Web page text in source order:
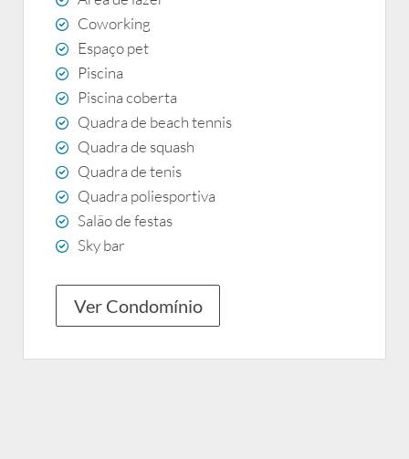
Coworking
Espaço pet
Piscina
Piscina coberta
Quadra de beach tennis
Quadra de squash
Quadra de tenis
Quadra poliesportiva
Salão de festas
Sky bar
Ver Condomínio